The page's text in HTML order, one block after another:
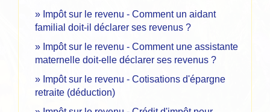
Impôt sur le revenu - Comment un aidant
familial doit-il déclarer ses revenus ?
Impôt sur le revenu - Comment une assistante
maternelle doit-elle déclarer ses revenus ?
Impôt sur le revenu - Cotisations d'épargne
retraite (déduction)